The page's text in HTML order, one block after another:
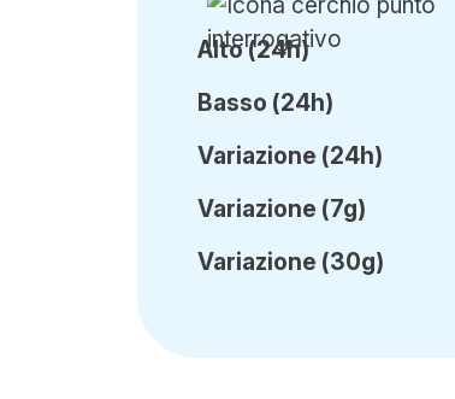
Alto (24h)
Basso (24h)
Variazione (24h)
Variazione (7g)
Variazione (30g)